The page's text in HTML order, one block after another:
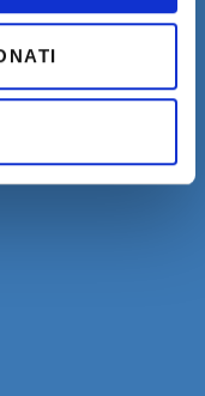
estesaed
da parte di THD
indicato al punto